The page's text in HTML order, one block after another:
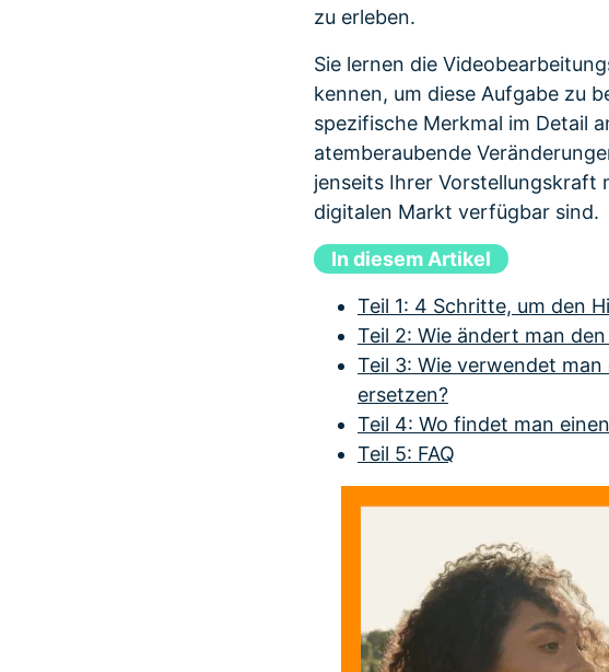
zu erleben.
Sie lernen die
kennen, um diese Aufgabe zu
spezifische Merkmal im Detail
atemberaubende
jenseits Ihrer Vorstellungskraft
digitalen Markt verfügbar sind.
In diesem Artikel
Teil 1: 4 Schritte, um den
Teil 2: Wie ändert man
Teil 3: Wie verwendet
ersetzen?
Teil 4: Wo findet man
Teil 5: FAQ